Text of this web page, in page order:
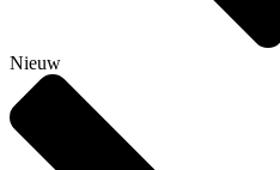
Nieuw